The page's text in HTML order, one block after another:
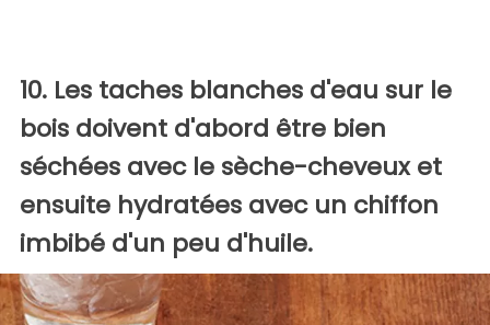
10. Les taches blanches d'eau sur le
bois doivent d'abord être bien
séchées avec le sèche-cheveux et
ensuite hydratées avec un chiffon
imbibé d'un peu d'huile.